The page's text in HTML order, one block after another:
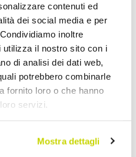
contenuti ed
dei social media e per
inoltre
utilizza il nostro sito con i
di analisi dei dati web,
potrebbero combinarle
fornito loro o che hanno
servizi.
Mostra dettagli
Classici